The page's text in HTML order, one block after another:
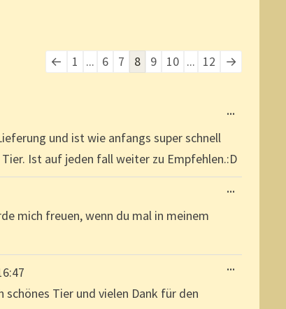
Navigation
← 1 ... 6 7 8 9 10 ... 12
→
und ist wie anfangs super schnell
Ist auf jeden fall weiter zu Empfehlen.:D
...DIESE
mich freuen, wenn du mal in meinem
...DIESE
Tier und vielen Dank für den
...DIESE